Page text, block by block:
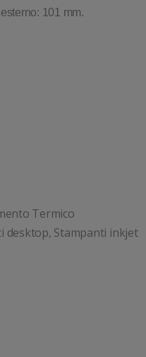
101 mm.
Termico
desktop, Stampanti inkjet